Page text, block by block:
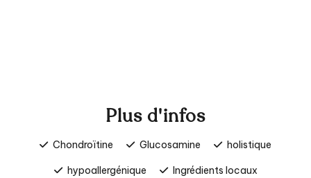
Plus d'infos
Chondroïtine Glucosamine holistique
hypoallergénique Ingrédients locaux